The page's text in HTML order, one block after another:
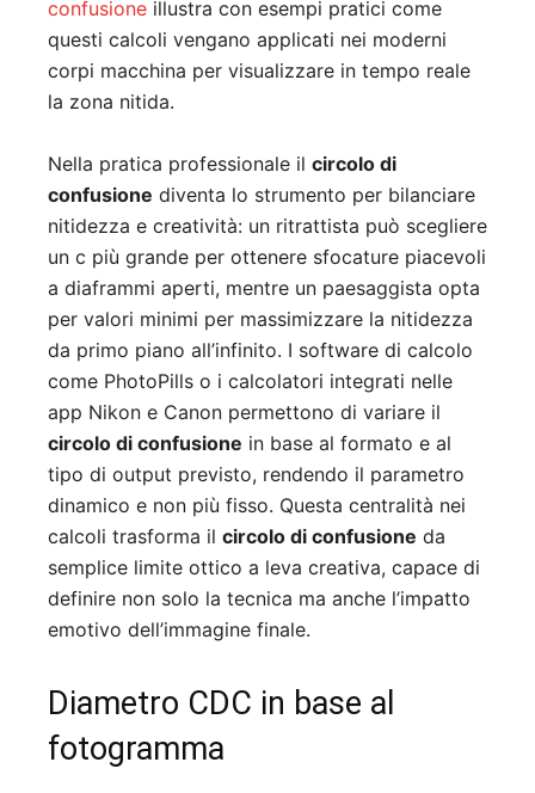
confusione illustra con esempi pratici come
questi calcoli vengano applicati nei moderni
corpi macchina per visualizzare in tempo reale
la zona nitida.
Nella pratica professionale il circolo di
confusione diventa lo strumento per bilanciare
nitidezza e creatività: un ritrattista può scegliere
un c più grande per ottenere sfocature piacevoli
a diaframmi aperti, mentre un paesaggista opta
per valori minimi per massimizzare la nitidezza
da primo piano all’infinito. I software di calcolo
come PhotoPills o i calcolatori integrati nelle
app Nikon e Canon permettono di variare il
circolo di confusione in base al formato e al
tipo di output previsto, rendendo il parametro
dinamico e non più fisso. Questa centralità nei
calcoli trasforma il circolo di confusione da
semplice limite ottico a leva creativa, capace di
definire non solo la tecnica ma anche l’impatto
emotivo dell’immagine finale.
Diametro CDC in base al
fotogramma